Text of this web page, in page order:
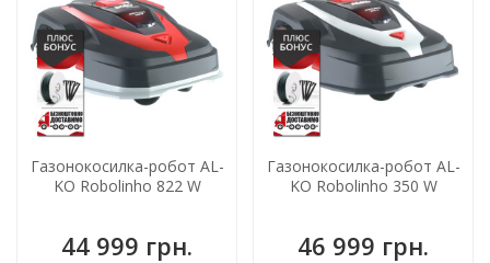
Газонокосилка-робот AL-
KO Robolinho 822 W
44 999 грн.
Газонокосилка-робот AL-
KO Robolinho 350 W
46 999 грн.